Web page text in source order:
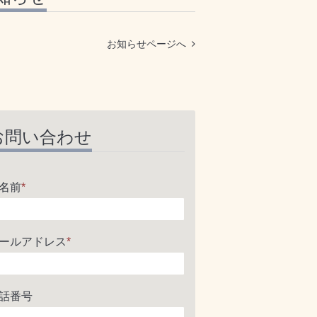
お知らせページへ
問い合わせ
前*
ルアドレス*
番号